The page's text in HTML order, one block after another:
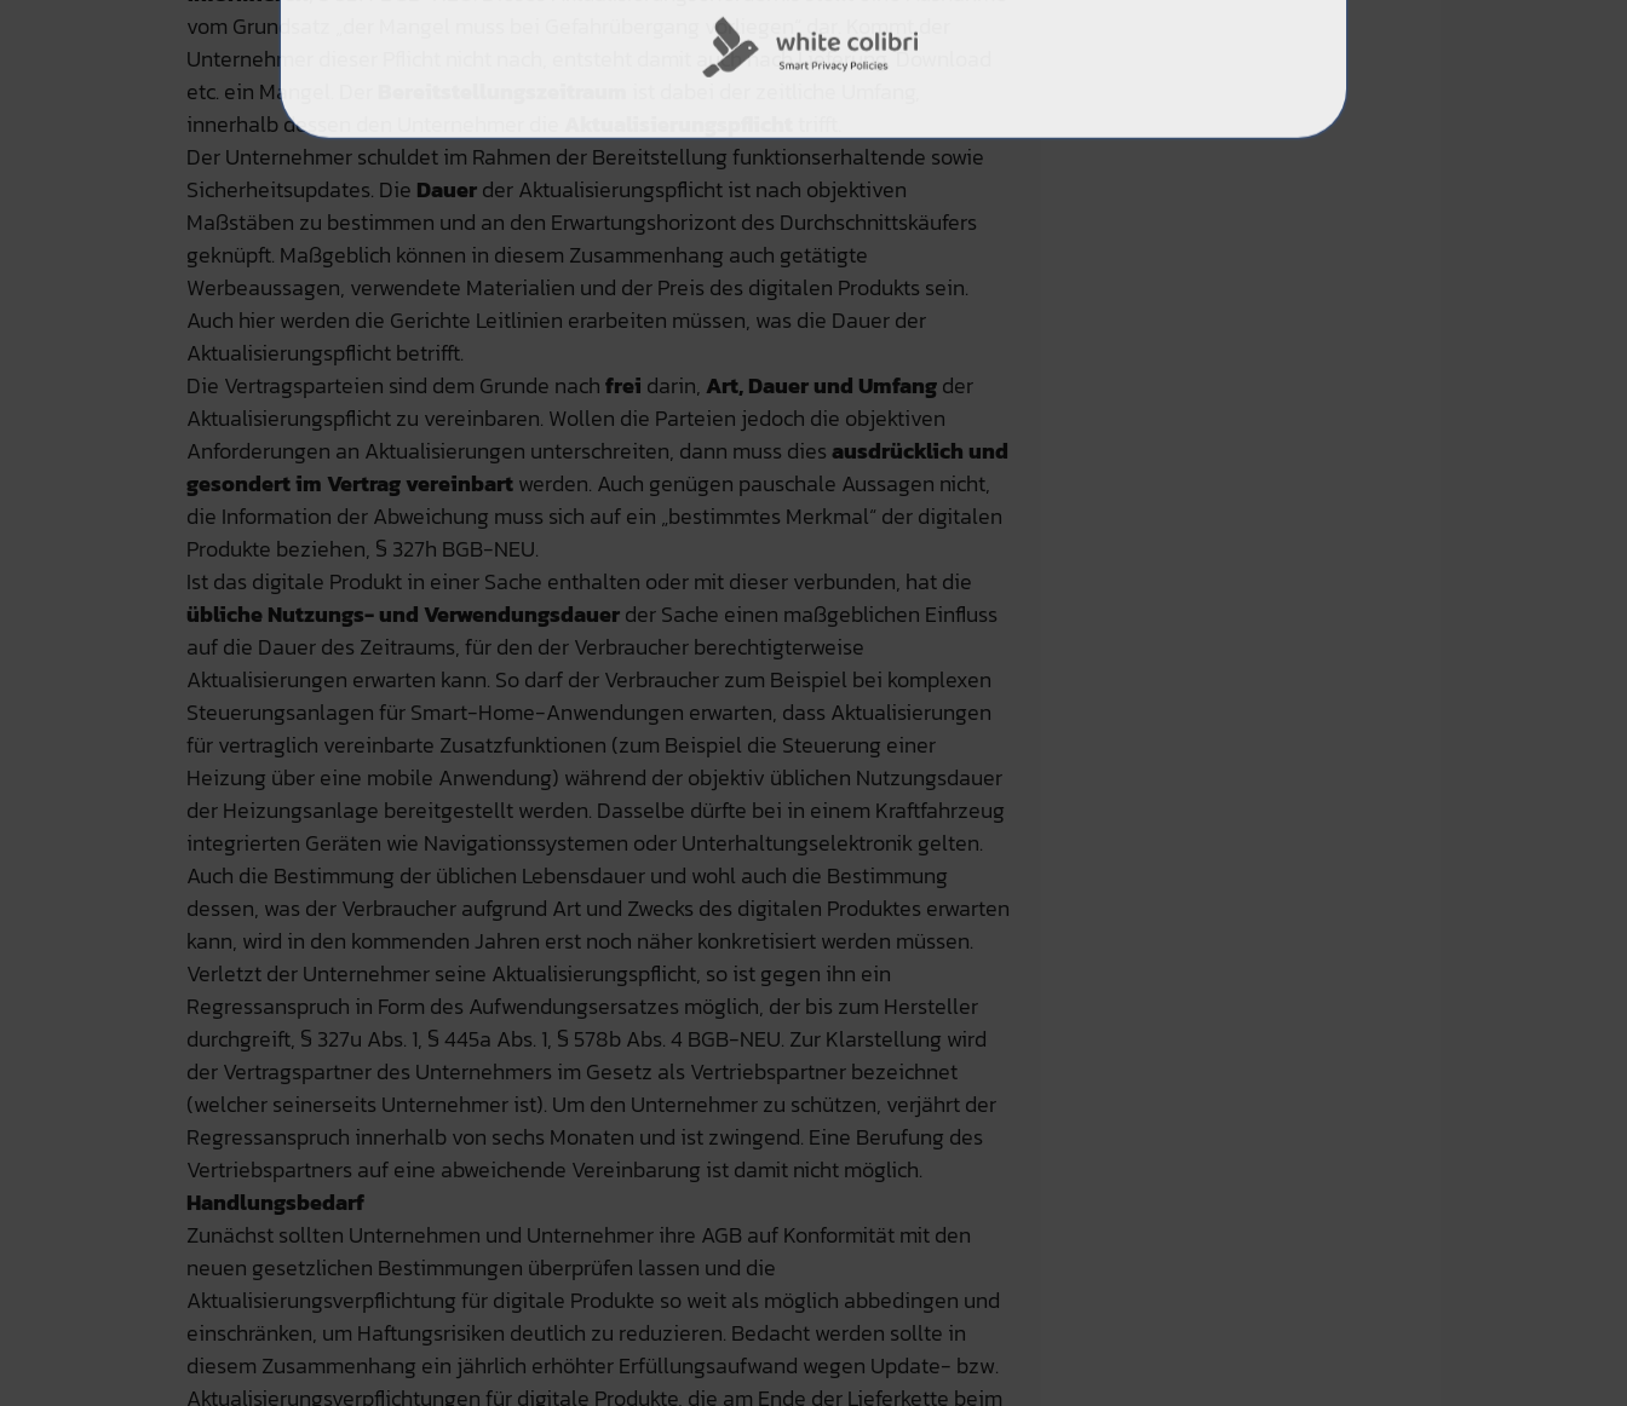
vom Grundsatz „der Mangel muss bei Gefahrübergang vorliegen“ dar. Kommt der
Unternehmer dieser Pflicht nicht nach, entsteht damit auch nach Lieferung, Download
etc. ein Mangel. Der
innerhalb dessen den Unternehmer die
Der Unternehmer schuldet im Rahmen der Bereitstellung funktionserhaltende sowie
Sicherheitsupdates. Die Dauerder Aktualisierungspflicht ist nach objektiven
Maßstäben zu bestimmen und an den Erwartungshorizont des Durchschnittskäufers
geknüpft. Maßgeblich können in diesem Zusammenhang auch getätigte
Werbeaussagen, verwendete Materialien und der Preis des digitalen Produkts sein.
Auch hier werden die Gerichte Leitlinien erarbeiten müssen, was die Dauer der
Aktualisierungspflicht betrifft.
Die Vertragsparteien sind dem Grunde nachfrei darin, Art, Dauer und Umfangder
Aktualisierungspflicht zu vereinbaren. Wollen die Parteien jedoch die objektiven
Anforderungen an Aktualisierungen unterschreiten, dann muss diesausdrücklich und
gesondert im Vertrag vereinbartwerden. Auch genügen pauschale Aussagen nicht,
die Information der Abweichung muss sich auf ein „bestimmtes Merkmal“ der digitalen
Produkte beziehen, § 327h BGB-NEU.
Ist das digitale Produkt in einer Sache enthalten oder mit dieser verbunden, hat die
übliche Nutzungs- und Verwendungsdauerder Sache einen maßgeblichen Einfluss
auf die Dauer des Zeitraums, für den der Verbraucher berechtigterweise
Aktualisierungen erwarten kann. So darf der Verbraucher zum Beispiel bei komplexen
Steuerungsanlagen für Smart-Home-Anwendungen erwarten, dass Aktualisierungen
für vertraglich vereinbarte Zusatzfunktionen (zum Beispiel die Steuerung einer
Heizung über eine mobile Anwendung) während der objektiv üblichen Nutzungsdauer
der Heizungsanlage bereitgestellt werden. Dasselbe dürfte bei in einem Kraftfahrzeug
integrierten Geräten wie Navigationssystemen oder Unterhaltungselektronik gelten.
Auch die Bestimmung der üblichen Lebensdauer und wohl auch die Bestimmung
dessen, was der Verbraucher aufgrund Art und Zwecks des digitalen Produktes erwarten
kann, wird in den kommenden Jahren erst noch näher konkretisiert werden müssen.
Verletzt der Unternehmer seine Aktualisierungspflicht, so ist gegen ihn ein
Regressanspruch in Form des Aufwendungsersatzes möglich, der bis zum Hersteller
durchgreift, § 327u Abs. 1, § 445a Abs. 1, § 578b Abs. 4 BGB-NEU. Zur Klarstellung wird
der Vertragspartner des Unternehmers im Gesetz als Vertriebspartner bezeichnet
(welcher seinerseits Unternehmer ist). Um den Unternehmer zu schützen, verjährt der
Regressanspruch innerhalb von sechs Monaten und ist zwingend. Eine Berufung des
Vertriebspartners auf eine abweichende Vereinbarung ist damit nicht möglich.
Handlungsbedarf
Zunächst sollten Unternehmen und Unternehmer ihre AGB auf Konformität mit den
neuen gesetzlichen Bestimmungen überprüfen lassen und die
Aktualisierungsverpflichtung für digitale Produkte so weit als möglich abbedingen und
einschränken, um Haftungsrisiken deutlich zu reduzieren. Bedacht werden sollte in
diesem Zusammenhang ein jährlich erhöhter Erfüllungsaufwand wegen Update- bzw.
Aktualisierungsverpflichtungen für digitale Produkte, die am Ende der Lieferkette beim